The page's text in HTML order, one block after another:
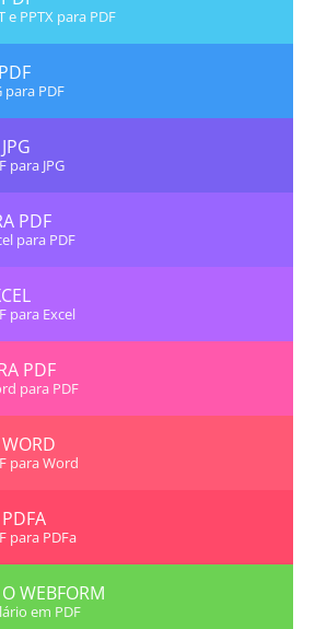
e PPTX para PDF
para PDF
para JPG
PDF
para PDF
para Excel
PDF
para PDF
para Word
para PDFa
WEBFORM
em PDF